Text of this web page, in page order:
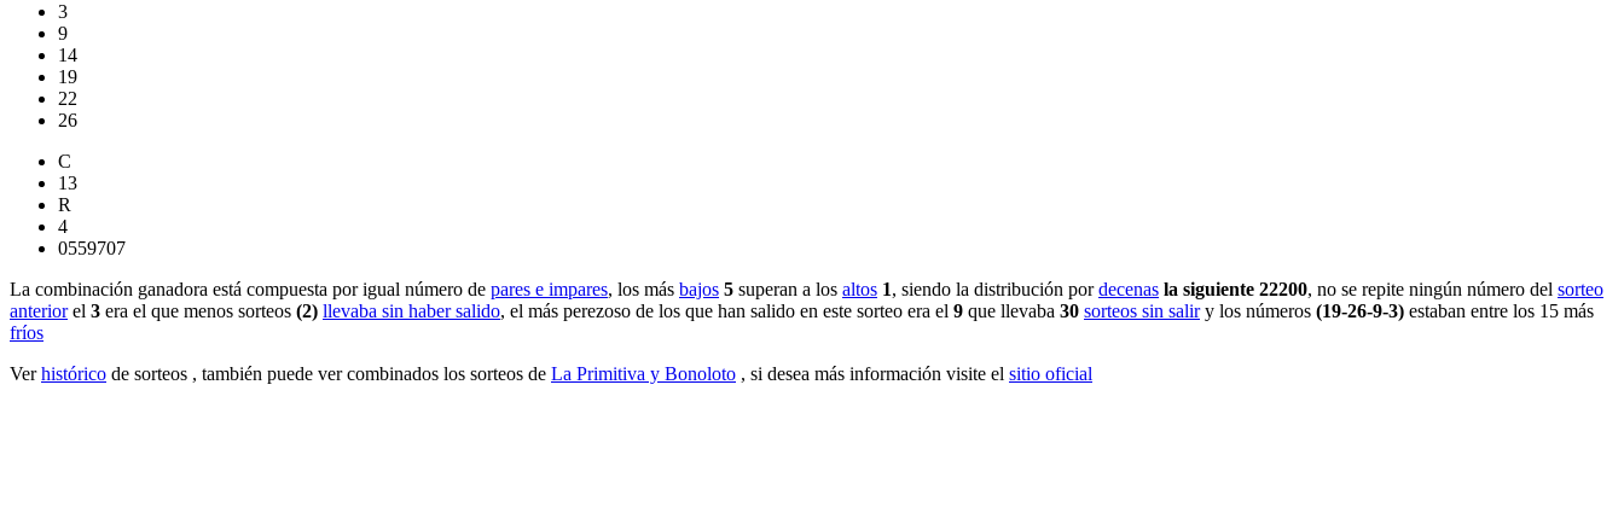
3
9
14
19
22
26
C
13
R
4
0559707
La combinación ganadora está compuesta por igual número de pares e impares, los más bajos 5 superan a los altos 1, siendo la distribución pordecenas la siguiente 22200, no se repite ningún número del sorteo
anteriorel 3 era el que menos sorteos (2) llevaba sin haber salido, el más perezoso de los que han salido en este sorteo era el 9 que llevaba 30 sorteos sin saliry los números (19-26-9-3) estaban entre los 15 más
fríos
Verhistórico de sorteos , también puede ver combinados los sorteos de La Primitiva y Bonoloto , si desea más información visite el sitio oficial